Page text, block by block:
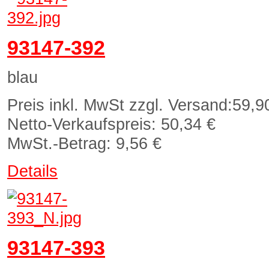
93147-392
blau
Preis inkl. MwSt zzgl. Versand:
Netto-Verkaufspreis: 50,34 €
MwSt.-Betrag: 9,56 €
Details
93147-393